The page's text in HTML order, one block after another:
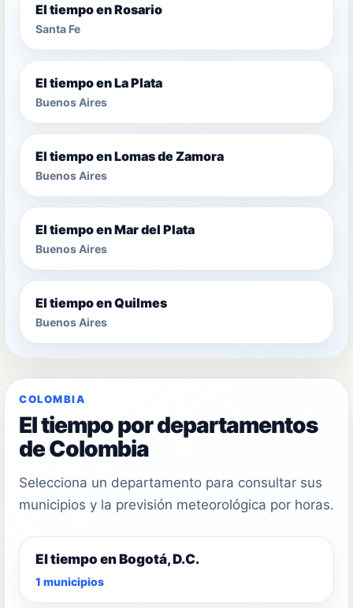
El tiempo en Rosario
Santa Fe
El tiempo en La Plata
Buenos Aires
El tiempo en Lomas de Zamora
Buenos Aires
El tiempo en Mar del Plata
Buenos Aires
El tiempo en Quilmes
Buenos Aires
COLOMBIA
El tiempo por departamentos
de Colombia
Selecciona un departamento para consultar sus
municipios y la previsión meteorológica por horas.
El tiempo en Bogotá, D.C.
1 municipios